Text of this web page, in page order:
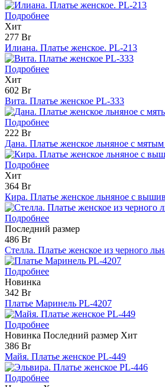
Подробнее
Хит
277 Br
Илиана. Платье женское. PL-213
Подробнее
Хит
602 Br
Вита. Платье женское PL-333
Подробнее
222 Br
Дана. Платье женское льняное с
Подробнее
Хит
364 Br
Кира. Платье женское льняное с
Подробнее
Последний размер
486 Br
Стелла. Платье женское из черного
Подробнее
Новинка
342 Br
Платье Маринель PL-4207
Подробнее
Новинка Последний размер Хит
386 Br
Майя. Платье женское PL-449
Подробнее